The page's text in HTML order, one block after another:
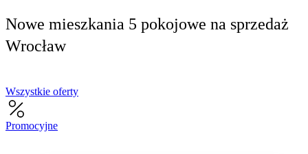
Nowe mieszkania 5 pokojowe na sprzedaż
Wrocław
Wszystkie oferty
Promocyjne